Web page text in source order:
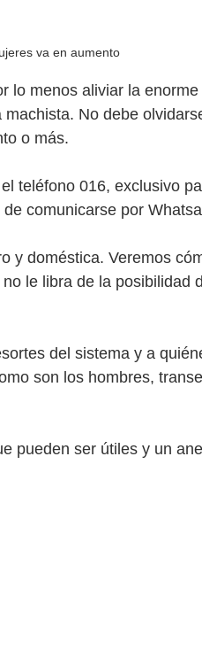
va en aumento
lo menos aliviar la
No debe
o más.
teléfono 016, exclusivo
comunicarse por
y doméstica. Veremos
le libra de la posibilidad
del sistema y a
son los hombres,
pueden ser útiles y un